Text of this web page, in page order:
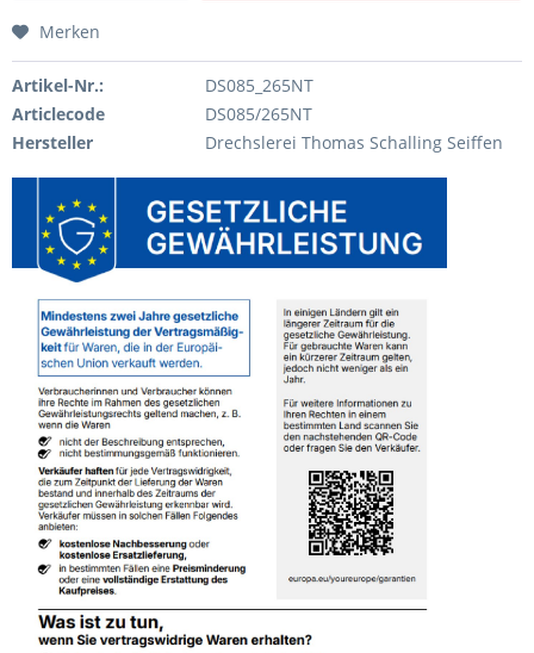
Merken
Artikel-Nr.:
DS085_265NT
Articlecode
DS085/265NT
Hersteller
Drechslerei Thomas Schalling Seiffen